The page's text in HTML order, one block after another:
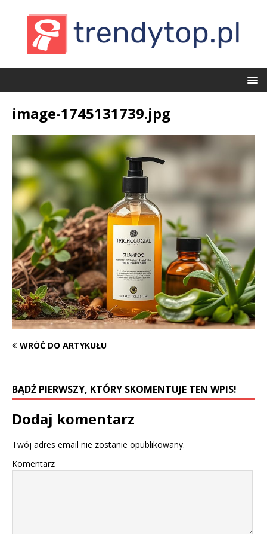
image-1745131739.jpg
WRÓĆ DO ARTYKUŁU
BĄDŹ PIERWSZY, KTÓRY SKOMENTUJE TEN WPIS!
Dodaj komentarz
Twój adres email nie zostanie opublikowany.
Komentarz